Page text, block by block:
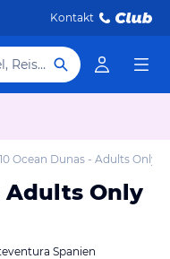
Kontakt
Hotel, Reiseziel
Ocean Dunas - Adults Only
Adults Only
Spanien